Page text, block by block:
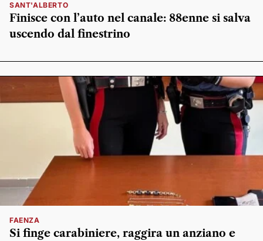
SANT'ALBERTO
Finisce con l’auto nel canale: 88enne si salva
uscendo dal finestrino
FAENZA
Si finge carabiniere, raggira un anziano e